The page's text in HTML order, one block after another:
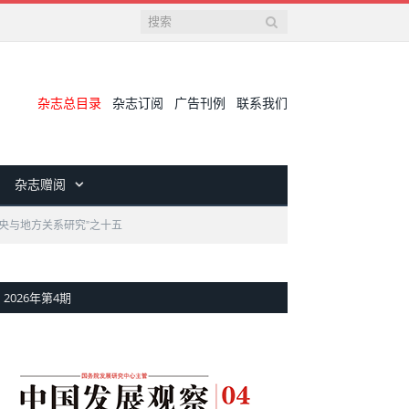
杂志总目录 杂志订阅 广告刊例 联系我们
杂志赠阅
与地方关系研究”之十五
2026年第4期